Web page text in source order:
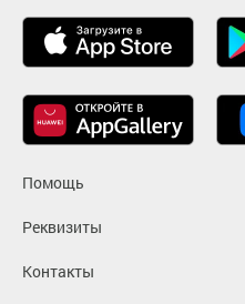
Помощь
Реквизиты
Контакты